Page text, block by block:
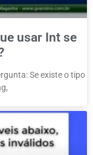
usar Int se
Se existe o tipo